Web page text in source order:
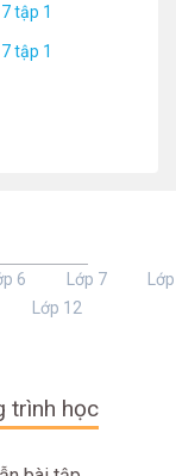
tập 1
tập 1
6 Lớp 7
Lớp
Lớp 12
trình học